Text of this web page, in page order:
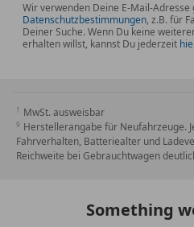
Wir verwenden Deine E-Mail-
Datenschutzbestimmungen, z.B. für
Deiner Suche. Wenn Du keine
erhalten willst, kannst Du jederzeit
MwSt. ausweisbar
Herstellerangabe für Neufahrzeuge.
Fahrverhalten, Batteriealter und
Reichweite bei Gebrauchtwagen
Something